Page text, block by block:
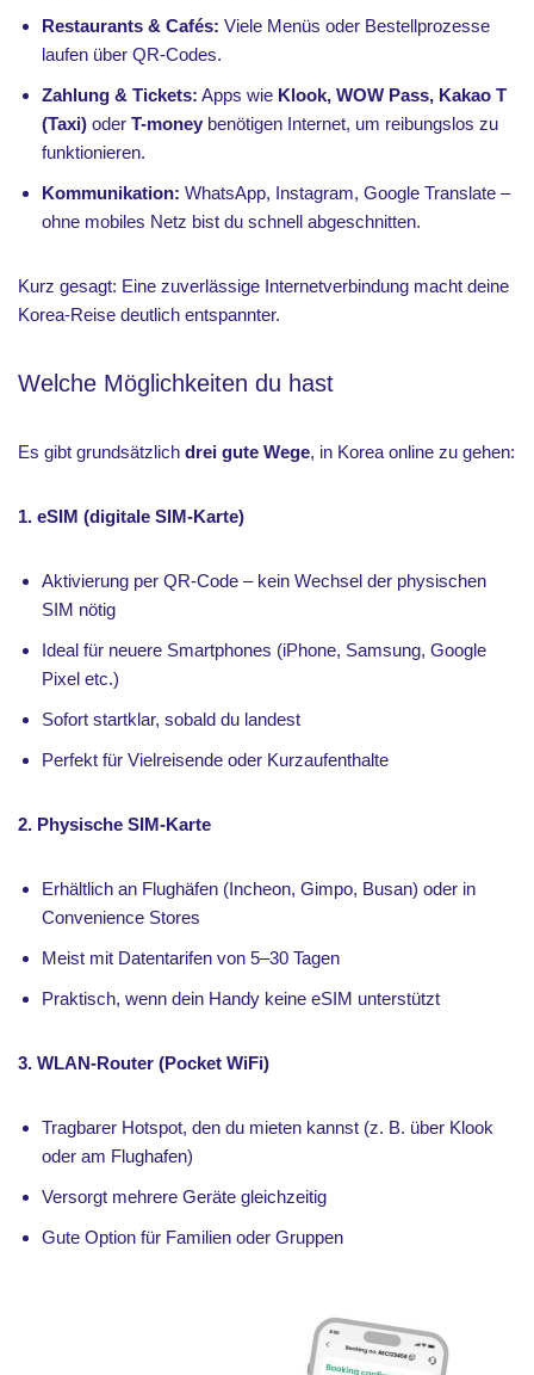
Restaurants & Cafés: Viele Menüs oder Bestellprozesse
laufen über QR-Codes.
Zahlung & Tickets: Apps wie Klook, WOW Pass, Kakao T
(Taxi) oder T-money benötigen Internet, um reibungslos zu
funktionieren.
Kommunikation: WhatsApp, Instagram, Google Translate –
ohne mobiles Netz bist du schnell abgeschnitten.
Kurz gesagt: Eine zuverlässige Internetverbindung macht deine
Korea-Reise deutlich entspannter.
Welche Möglichkeiten du hast
Es gibt grundsätzlich drei gute Wege, in Korea online zu gehen:
1. eSIM (digitale SIM-Karte)
Aktivierung per QR-Code – kein Wechsel der physischen
SIM nötig
Ideal für neuere Smartphones (iPhone, Samsung, Google
Pixel etc.)
Sofort startklar, sobald du landest
Perfekt für Vielreisende oder Kurzaufenthalte
2. Physische SIM-Karte
Erhältlich an Flughäfen (Incheon, Gimpo, Busan) oder in
Convenience Stores
Meist mit Datentarifen von 5–30 Tagen
Praktisch, wenn dein Handy keine eSIM unterstützt
3. WLAN-Router (Pocket WiFi)
Tragbarer Hotspot, den du mieten kannst (z. B. über Klook
oder am Flughafen)
Versorgt mehrere Geräte gleichzeitig
Gute Option für Familien oder Gruppen